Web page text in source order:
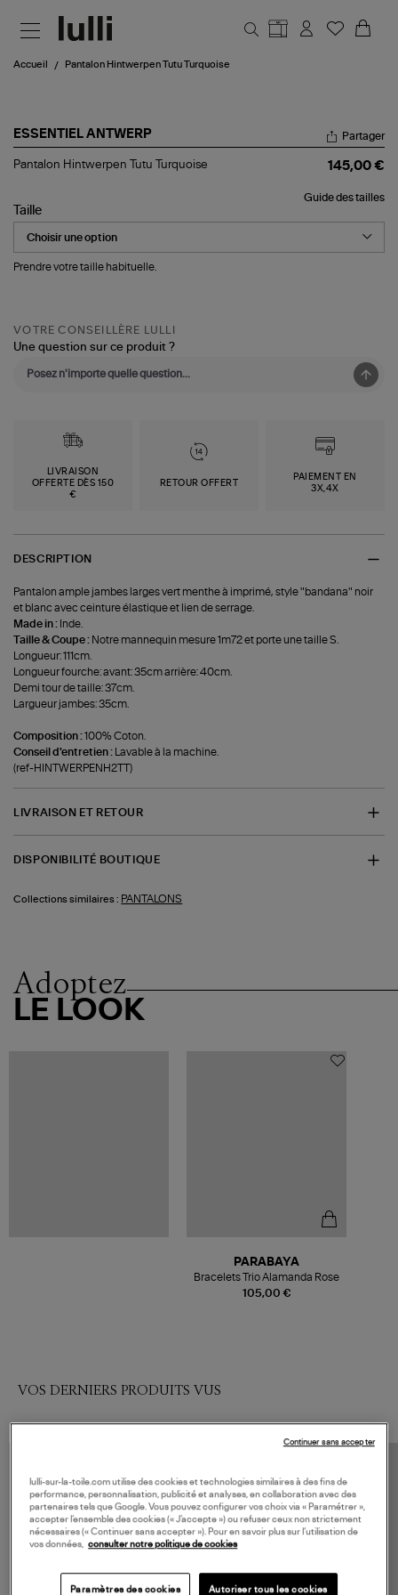
Accueil Pantalon Hintwerpen Tutu Turquoise
ESSENTIEL ANTWERP
Pantalon
Turquoise
Partager
Pantalon Hintwerpen Tutu Turquoise 145,00 €
Guide des tailles
Taille
Prendre votre taille habituelle.
VOTRE CONSEILLÈRE LULLI
Une question sur ce produit ?
LIVRAISON
OFFERTE DÈS 150
€
RETOUR OFFERT
PAIEMENT EN
3X,4X
DESCRIPTION
Pantalon ample jambes larges vert menthe à imprimé, style "bandana" noir
et blanc avec ceinture élastique et lien de serrage.
Made in : Inde.
Taille & Coupe : Notre mannequin mesure 1m72 et porte une taille S.
Longueur: 111cm.
Longueur fourche: avant: 35cm arrière: 40cm.
Demi tour de taille: 37cm.
Largueur jambes: 35cm.
Composition :100% Coton.
Conseil d'entretien :
Lavable à la machine.
(ref-HINTWERPENH2TT)
LIVRAISON ET RETOUR
DISPONIBILITÉ BOUTIQUE
Collections similaires : PANTALONS
Adoptez
LE LOOK
105,00 €
PARABAYA
Bracelets Trio Alamanda Rose
VOS DERNIERS PRODUITS VUS
lulli-sur-la-toile.com utilise des cookies et technologies similaires à des fins de
performance, personnalisation, publicité et analyses, en collaboration avec des
partenaires tels que Google. Vous pouvez configurer vos choix via « Paramétrer »,
accepter l’ensemble des cookies (« J’accepte ») ou refuser ceux non strictement
nécessaires (« Continuer sans accepter »). Pour en savoir plus sur l’utilisation de
vos données,
consulter notre politique de cookies
Paramètres des cookies Autoriser tous les cookies
Continuer sans accepter